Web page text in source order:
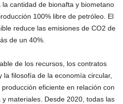
cantidad de bionafta y biometano
100% libre de petróleo. El
reduce las emisiones de CO2 de
de un 40%.
de los recursos, los contratos
la filosofía de la economía circular,
eficiente en relación con
materiales. Desde 2020, todas las